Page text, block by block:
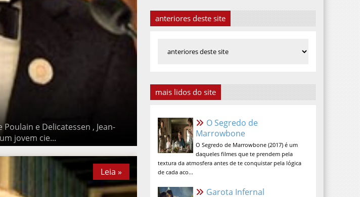
e Delicatessen , Jean-Pierre Jeunet
Leia »
Leia »
anteriores deste site
mais lidos do site
O Segredo de Marrowbone
O Segredo de Marrowbone (2017) é um
daqueles filmes que te prendem pela
textura da atmosfera antes de te
conquistar pela lógica de cada aco...
Garota Infernal não é um filme fácil de